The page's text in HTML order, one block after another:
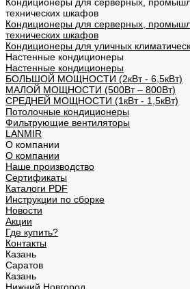
технических шкафов
Кондиционеры для серверных,
технических шкафов
Кондиционеры для уличных
Настенные кондиционеры
Настенные кондиционеры
БОЛЬШОЙ МОЩНОСТИ (2кВт - 6,5кВт)
МАЛОЙ МОЩНОСТИ (500Вт – 800Вт)
СРЕДНЕЙ МОЩНОСТИ (1кВт - 1,5кВт)
Потолочные кондиционеры
Фильтрующие вентиляторы
LANMIR
О компании
О компании
Наше производство
Сертификаты
Каталоги PDF
Инструкции по сборке
Новости
Акции
Где купить?
Контакты
Казань
Саратов
Казань